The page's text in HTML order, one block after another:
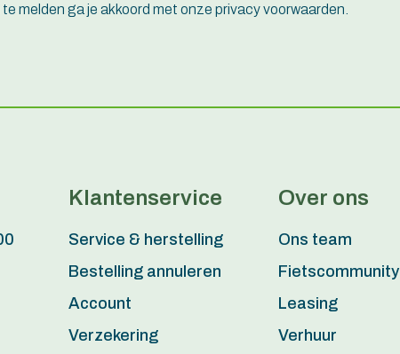
te melden ga je akkoord met onze privacy voorwaarden.
Klantenservice
Service & herstelling
Bestelling annuleren
Account
Verzekering
Over ons
Ons team
Fietscommunity
Leasing
Verhuur